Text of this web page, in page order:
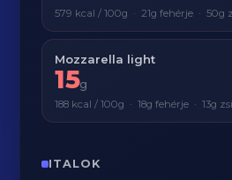
579 kcal / 100g · 21g fehérje · 50g
Mozzarella light
15g
188 kcal / 100g · 18g fehérje · 13g
ITALOK